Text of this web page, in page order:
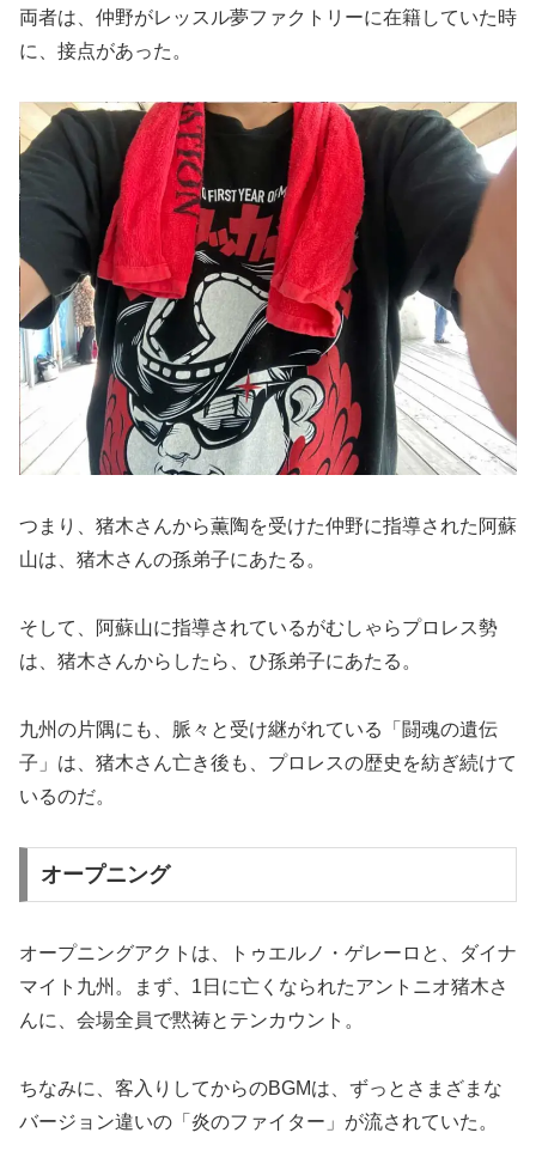
両者は、仲野がレッスル夢ファクトリーに在籍していた時
に、接点があった。
つまり、猪木さんから薫陶を受けた仲野に指導された阿蘇
山は、猪木さんの孫弟子にあたる。
そして、阿蘇山に指導されているがむしゃらプロレス勢
は、猪木さんからしたら、ひ孫弟子にあたる。
九州の片隅にも、脈々と受け継がれている「闘魂の遺伝
子」は、猪木さん亡き後も、プロレスの歴史を紡ぎ続けて
いるのだ。
オープニング
オープニングアクトは、トゥエルノ・ゲレーロと、ダイナ
マイト九州。まず、1日に亡くなられたアントニオ猪木さ
んに、会場全員で黙祷とテンカウント。
ちなみに、客入りしてからのBGMは、ずっとさまざまな
バージョン違いの「炎のファイター」が流されていた。